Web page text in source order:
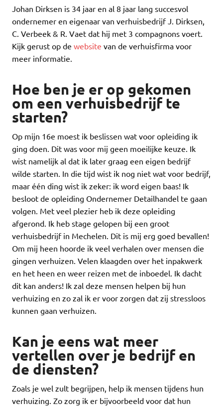
Johan Dirksen is 34 jaar en al 8 jaar lang succesvol
ondernemer en eigenaar van verhuisbedrijf J. Dirksen,
C. Verbeek & R. Vaet dat hij met 3 compagnons voert.
Kijk gerust op de website van de verhuisfirma voor
meer informatie.
Hoe ben je er op gekomen
om een verhuisbedrijf te
starten?
Op mijn 16e moest ik beslissen wat voor opleiding ik
ging doen. Dit was voor mij geen moeilijke keuze. Ik
wist namelijk al dat ik later graag een eigen bedrijf
wilde starten. In die tijd wist ik nog niet wat voor bedrijf,
maar één ding wist ik zeker: ik word eigen baas! Ik
besloot de opleiding Ondernemer Detailhandel te gaan
volgen. Met veel plezier heb ik deze opleiding
afgerond. Ik heb stage gelopen bij een groot
verhuisbedrijf in Mechelen. Dit is mij erg goed bevallen!
Om mij heen hoorde ik veel verhalen over mensen die
gingen verhuizen. Velen klaagden over het inpakwerk
en het heen en weer reizen met de inboedel. Ik dacht
dit kan anders! Ik zal deze mensen helpen bij hun
verhuizing en zo zal ik er voor zorgen dat zij stressloos
kunnen gaan verhuizen.
Kan je eens wat meer
vertellen over je bedrijf en
de diensten?
Zoals je wel zult begrijpen, help ik mensen tijdens hun
verhuizing. Zo zorg ik er bijvoorbeeld voor dat hun